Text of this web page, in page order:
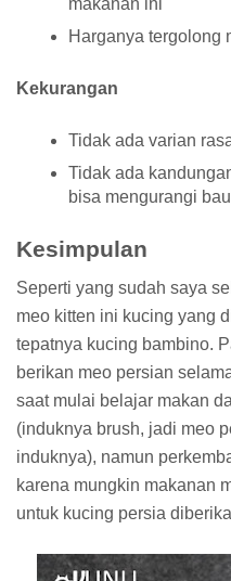
makanan ini
Harganya tergolong
Kekurangan
Tidak ada varian
Tidak ada
bisa mengurangi
Kesimpulan
Seperti yang sudah saya
meo kitten ini kucing yang
tepatnya kucing bambino.
berikan meo persian
saat mulai belajar makan
(induknya brush, jadi meo
induknya), namun
karena mungkin makanan
untuk kucing persia